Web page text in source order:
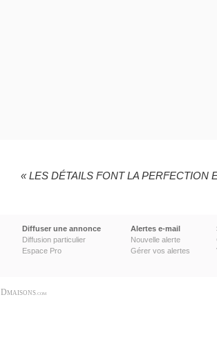
« LES DÉTAILS FONT LA PERFECTION
Diffuser une annonce
Diffusion particulier
Espace Pro
Alertes e-mail
Nouvelle alerte
Gérer vos alertes
DMAISONS .COM